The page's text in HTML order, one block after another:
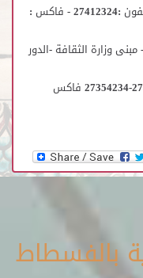
مركز الخزف: خلف جامع عمرو بن العاص تليفون :27412324 - فاكس :
وزارة الثقافة -الدور
أو ص.ب 119 محمد فريد تليفون : 27357001-27354234 فاكس
بالفسطاط